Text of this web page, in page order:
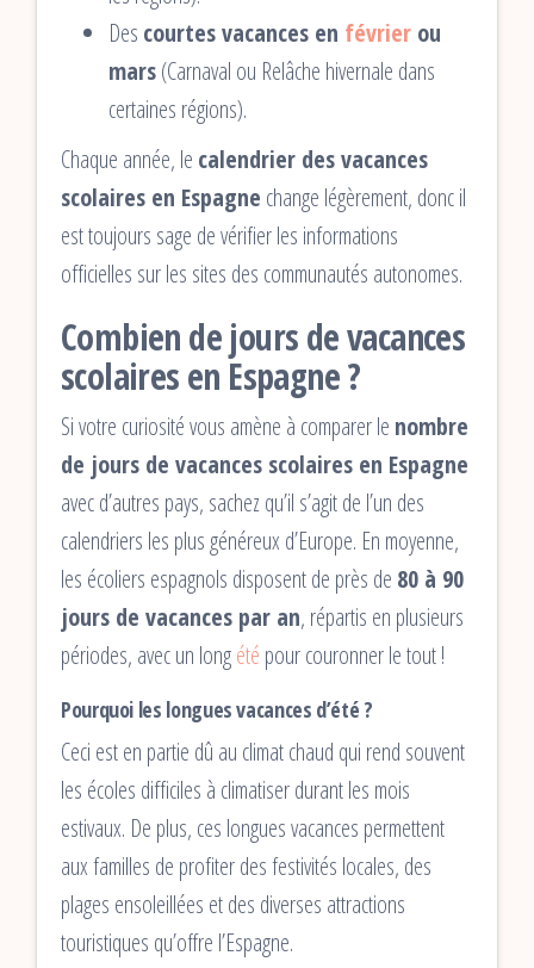
Des courtes vacances en février ou
mars(Carnaval ou Relâche hivernale dans
certaines régions).
Chaque année, le calendrier des vacances
scolaires en Espagne change légèrement, donc il
est toujours sage de vérifier les informations
officielles sur les sites des communautés autonomes.
Combien de jours de vacances
scolaires en Espagne ?
Si votre curiosité vous amène à comparer le nombre
de jours de vacances scolaires en Espagne
avec d’autres pays, sachez qu’il s’agit de l’un des
calendriers les plus généreux d’Europe. En moyenne,
les écoliers espagnols disposent de près de 80 à 90
jours de vacances par an, répartis en plusieurs
périodes, avec un longété pour couronner le tout !
Pourquoi les longues vacances d’été ?
Ceci est en partie dû au climat chaud qui rend souvent
les écoles difficiles à climatiser durant les mois
estivaux. De plus, ces longues vacances permettent
aux familles de profiter des festivités locales, des
plages ensoleillées et des diverses attractions
touristiques qu’offre l’Espagne.